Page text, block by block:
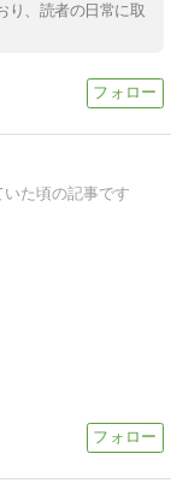
り、読者の日常に取
た頃の記事です